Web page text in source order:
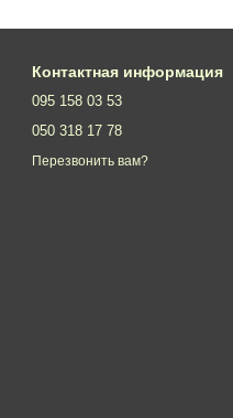
Контактная информация
095 158 03 53
050 318 17 78
Перезвонить вам?